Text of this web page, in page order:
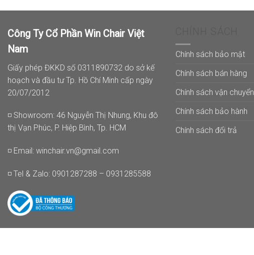
Công Ty Cổ Phần Win Chair Việt
Nam
Giấy phép ĐKKD số 0311890732 do sở kế
hoạch và đầu tư Tp. Hồ Chí Minh cấp ngày
20/07/2012
◽ Showroom: 46 Nguyễn Thị Nhung, Khu đô
thị Vạn Phúc, P. Hiệp Bình, Tp. HCM
◽ Email: winchair.vn@gmail.com
◽ Tel & Zalo: 0901287288 – 0931285588
Chính sách bảo mật
Chính sách bán hàng
Chính sách vận chuyển
Chính sách bảo hành
Chính sách đổi trả